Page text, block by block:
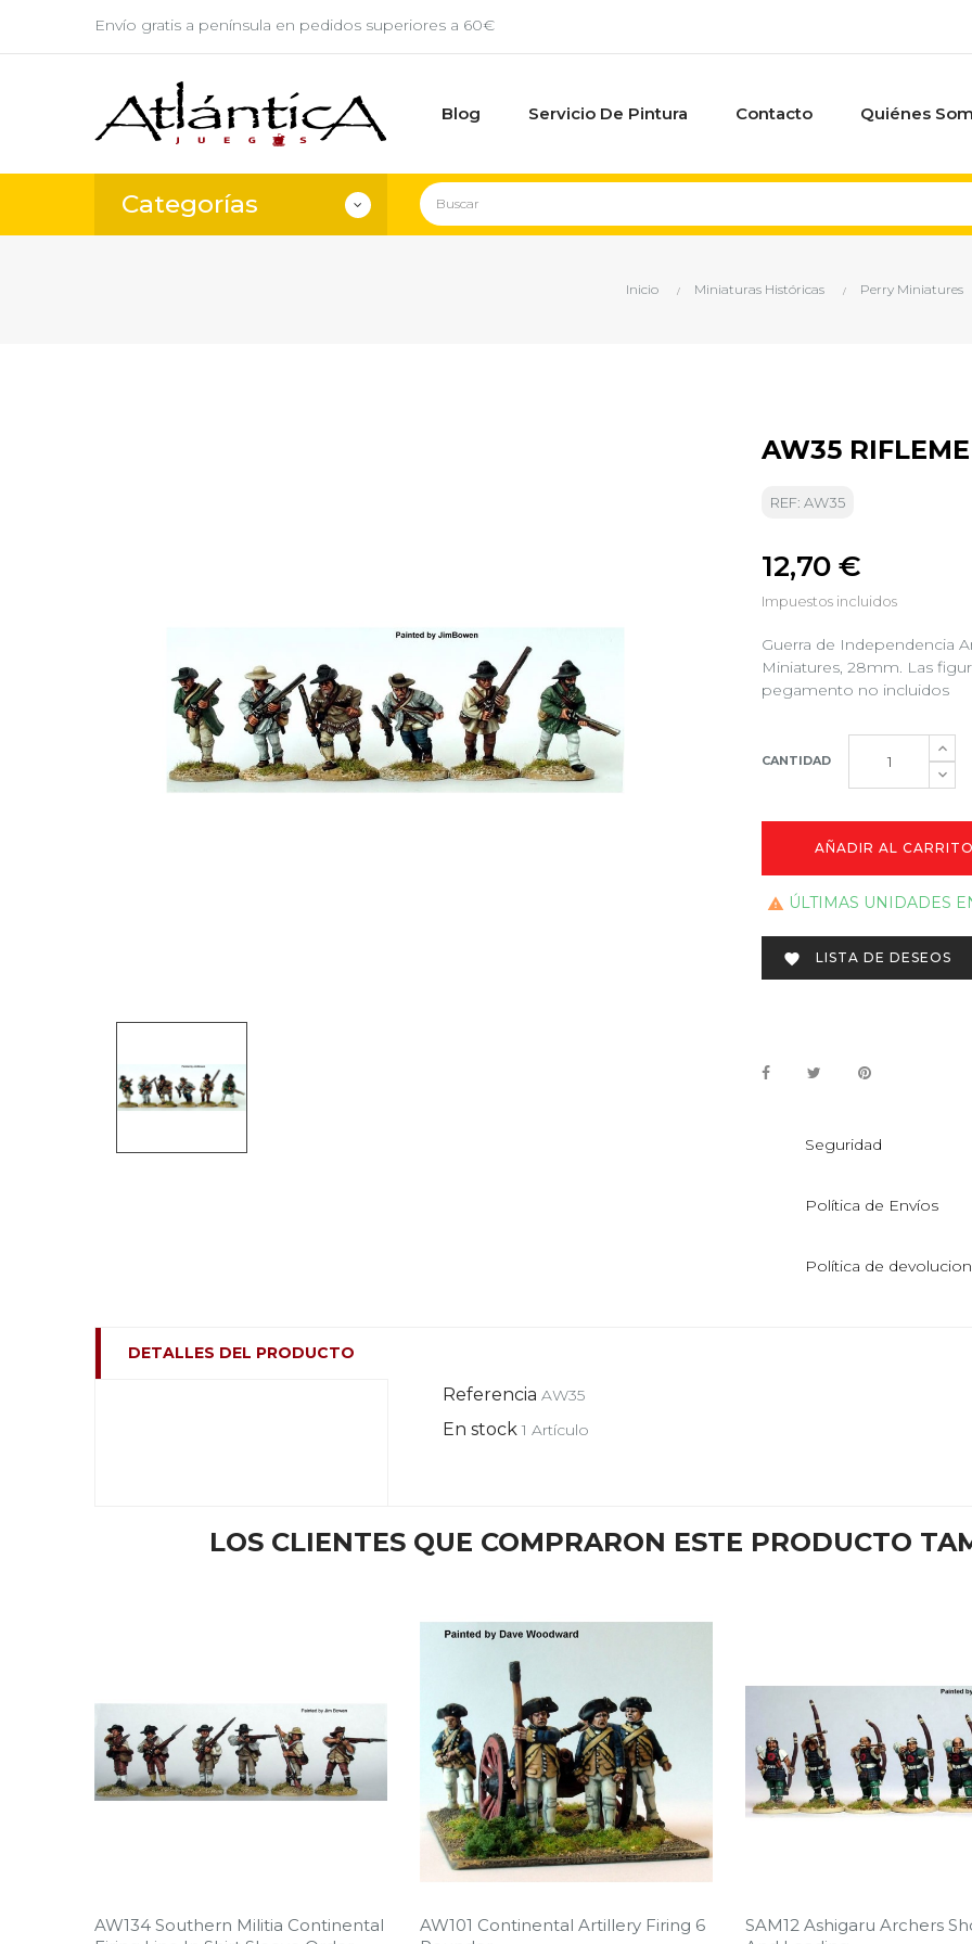
Envío gratis a península en pedidos superiores a 60€
Blog Servicio De Pintura Contacto Quiénes
Categorías
Inicio Miniaturas Históricas Perry Miniatures
AW35
REF: AW35
12,70 €
Impuestos incluidos
Guerra de Independencia
Miniatures, 28mm. Las
pegamento no incluidos
CANTIDAD
AÑADIR AL
 ÚLTIMAS UNIDADES
 LISTA DE DESEOS
Seguridad
Política de Envíos
Política de
DETALLES DEL PRODUCTO
Referencia AW35
En stock 1 Artículo
LOS CLIENTES QUE COMPRARON ESTE PRODUCTO
AW134 Southern Militia Continental
AW101 Continental Artillery Firing 6
SAM12 Ashigaru Archers